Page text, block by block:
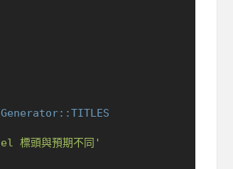
: :TITLES
標頭與預期不同'